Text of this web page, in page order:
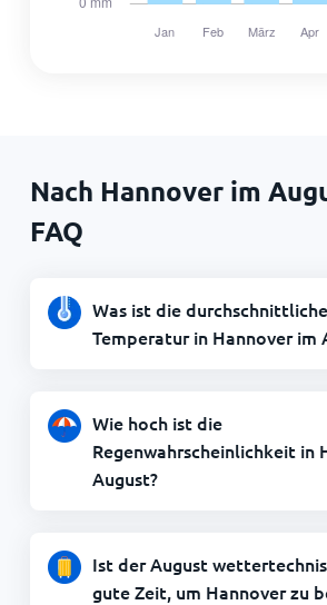
Nach Hannover im
FAQ
Was ist die durchschnittliche
Temperatur in Hannover im
Wie hoch ist die
Regenwahrscheinlichkeit in
August?
Ist der August
gute Zeit, um Hannover zu